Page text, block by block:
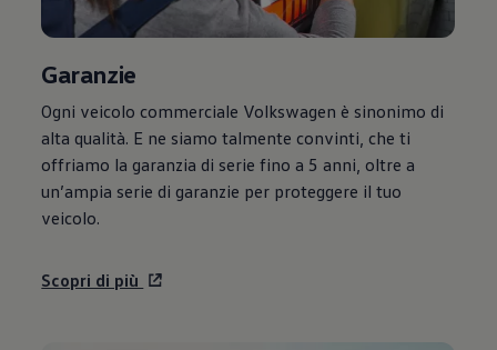
Garanzie
Ogni veicolo commerciale Volkswagen è sinonimo di
alta qualità. E ne siamo talmente convinti, che ti
offriamo la garanzia di serie fino a 5 anni, oltre a
un’ampia serie di garanzie per proteggere il tuo
veicolo.
Scopri di più